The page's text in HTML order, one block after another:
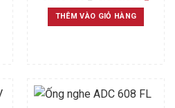
1.799.000 ₫.NHẬP KHẨU CHÍNH HÃNG
was:
6.300.000 ₫.
THÊM VÀO GIỎ HÀNG